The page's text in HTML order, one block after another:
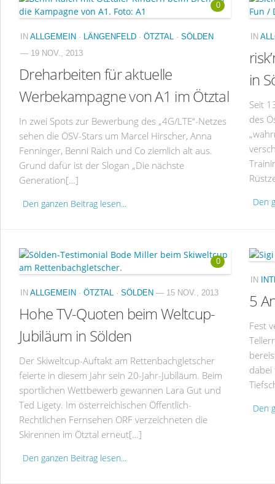
0
IN ALLGEMEIN · LÄNGENFELD · ÖTZTAL · SÖLDEN
— 19 NOV., 2013
Dreharbeiten für aktuelle
Werbekampagne von A1 im Ötztal
In zwei Spots zur Bewerbung des „4G/LTE“-Netzes
sehen die ÖSV-Stars um Marcel Hirscher, Anna
Fenninger, Benni Raich und Co ziemlich alt aus.
Grund dafür ist der Slogan „Die nächste
Generation[…]
Den ganzen Beitrag lesen...
IN
in
Seit
des
Den
0
IN ALLGEMEIN · ÖTZTAL · SÖLDEN — 15 NOV., 2013
Hohe TV-Quoten beim Weltcup-
Jubiläum in Sölden
Der Skiweltcup-Auftakt am Rettenbachgletscher
feierte in diesem Jahr sein 20-Jahr-Jubiläum. Beim
sportlichen Wettbewerb gewannen Lara Gut und
Ted Ligety. Im österreichischen Öffentlich-
Rechtlichen Fernsehen ORF verzeichneten die
Skirennen im Ötztal erneut[…]
Den ganzen Beitrag lesen...
IN
5
Fest
dabei
Den